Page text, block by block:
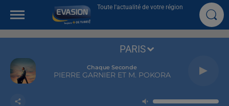
Toute l'actualité de votre région
Chaque Seconde
PIERRE GARNIER ET M. POKORA
PARIS